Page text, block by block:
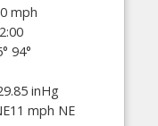
mph
94°
inHg
11 mph NE